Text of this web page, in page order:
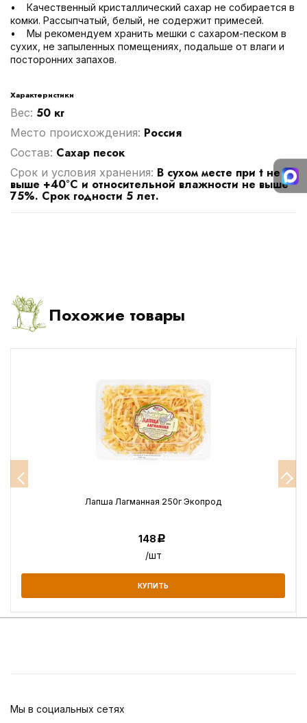
• Качественный кристаллический сахар не собирается в
комки. Рассыпчатый, белый, не содержит примесей.
• Мы рекомендуем хранить мешки с сахаром-песком в
сухих, не запыленных помещениях, подальше от влаги и
посторонних запахов.
Характеристики
Вес: 50 кг
Место происхождения: Россия
Cостав: Сахар песок
Срок и условия хранения: В сухом месте при t не
выше +40°C и относительной влажности не выше
75%. Срок годности 5 лет.
Похожие товары
Лапша Лагманная 250г Экопрод
148Р
/шт
КУПИТЬ
Мы в социальных сетях